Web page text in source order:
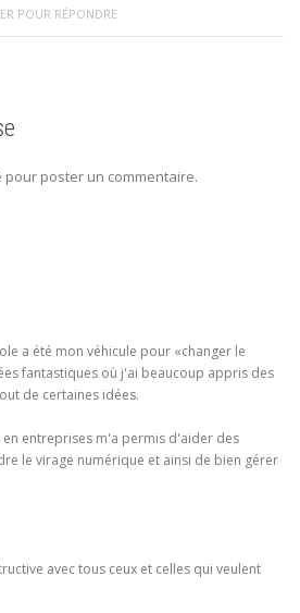
POUR RÉPONDRE
poster un commentaire.
a été mon véhicule pour «changer le
fantastiques où j'ai beaucoup appris des
de certaines idées.
entreprises m'a permis d'aider des
le virage numérique et ainsi de bien gérer
avec tous ceux et celles qui veulent